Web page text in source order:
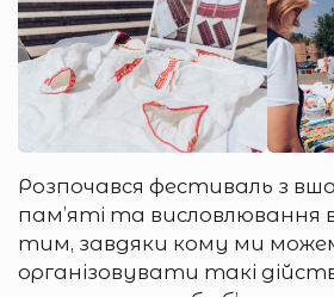
Розпочався фестиваль з
пам’яті та висловлювання
тим, завдяки кому ми
організовувати такі